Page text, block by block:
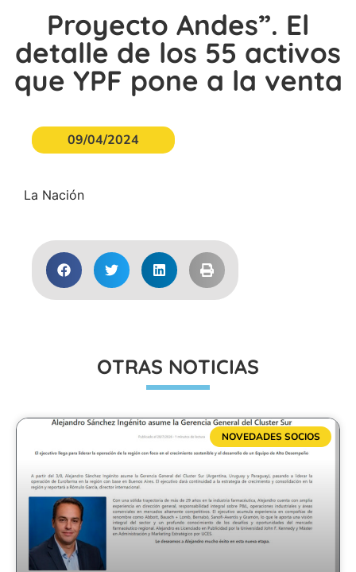
Proyecto Andes”. El
detalle de los 55 activos
que YPF pone a la venta
09/04/2024
La Nación
OTRAS NOTICIAS
NOVEDADES SOCIOS